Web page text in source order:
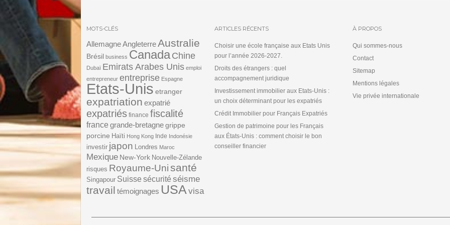
MOTS-CLÉS
AllemagneAngleterreAustralie
Brésil business CanadaChine
Dubaï Emirats Arabes Unis emploi
entrepreneur entreprise Espagne
Etats-Unis etranger
expatriation expatrié
expatriés finance fiscalité
france grande-bretagnegrippe
porcine Haïti Hong Kong Inde Indonésie
investir japon Londres Maroc
Mexique New-York Nouvelle-Zélande
risques Royaume-Unisanté
Singapour Suisse sécurité séisme
travail témoignages USA visa
ARTICLES RÉCENTS
Choisir une école française aux Etats Unis
pour l’année 2026-2027.
Droits des étrangers : quel
accompagnement juridique
Investissement immobilier aux Etats-Unis :
un choix déterminant pour les expatriés
Crédit Immobilier pour Français Expatriés
Gestion de patrimoine pour les Français
aux États-Unis : comment choisir le bon
conseiller financier
À PROPOS
Qui sommes-nous
Contact
Sitemap
Mentions légales
Vie privée internationale